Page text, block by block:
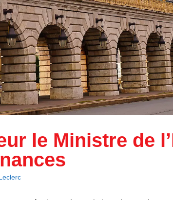
le Ministre de